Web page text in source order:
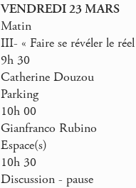
VENDREDI 23 MARS
Matin
III- « Faire se révéler le
9h 30
Catherine Douzou
Parking
10h 00
Gianfranco Rubino
Espace(s)
10h 30
Discussion - pause